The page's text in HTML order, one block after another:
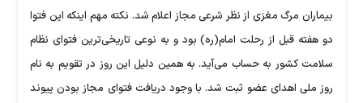
بیماران مرگ مغزی از نظر شرعی مجاز اعلام شد. نکته مهم اینکه این فتوا
دو هفته قبل از رحلت امام(ره) بود و به نوعی تاریخی‌ترین فتوای نظام
سلامت کشور به حساب می‌آید. به همین دلیل این روز در تقویم به نام
روز ملی اهدای عضو ثبت شد. با وجود دریافت فتوای مجاز بودن پیوند